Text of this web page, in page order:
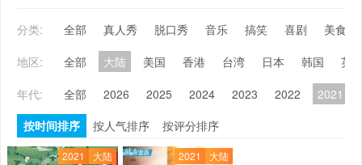
分类: 全部 真人秀 脱口秀 音乐 搞笑 喜剧
美食
地区:
全部 大陆 美国 香港 台湾 日本 韩国
英
年代:
全部 2026 2025 2024 2023 2022 2021
按时间排序
按人气排序 按评分排序
2021 大陆 2021 大陆